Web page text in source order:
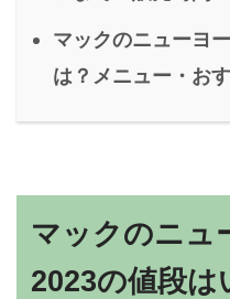
マックのニューヨ
は？メニュー・お
マックのニュ
2023の値段は